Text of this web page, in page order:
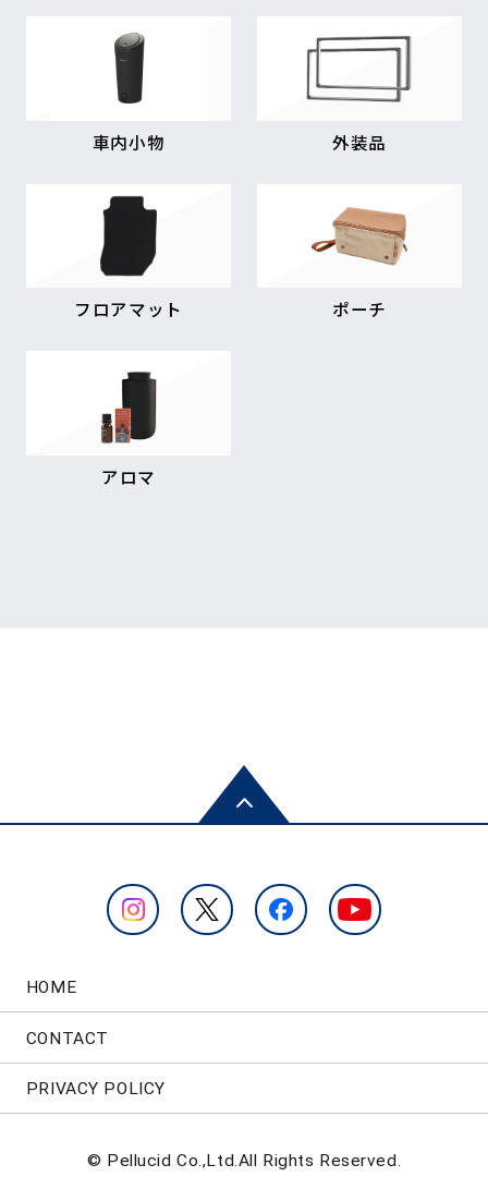
車内小物 外装品
フロアマット ポーチ
アロマ
HOME
CONTACT
PRIVACY POLICY
© Pellucid Co.,Ltd.All Rights Reserved.